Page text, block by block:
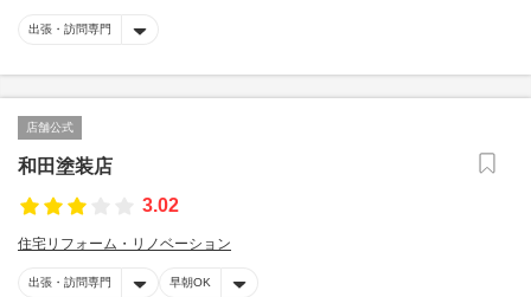
出張・訪問専門
店舗公式
和田塗装店
3.02
住宅リフォーム・リノベーション
出張・訪問専門 早朝OK